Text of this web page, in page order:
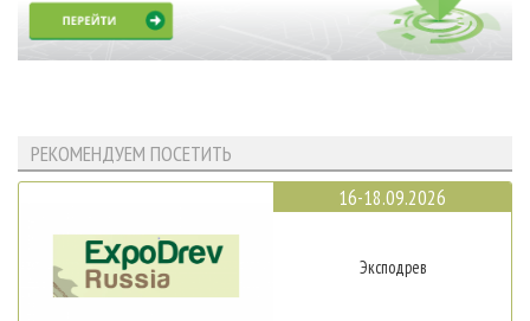
РЕКОМЕНДУЕМ ПОСЕТИТЬ
16-18.09.2026
Эксподрев